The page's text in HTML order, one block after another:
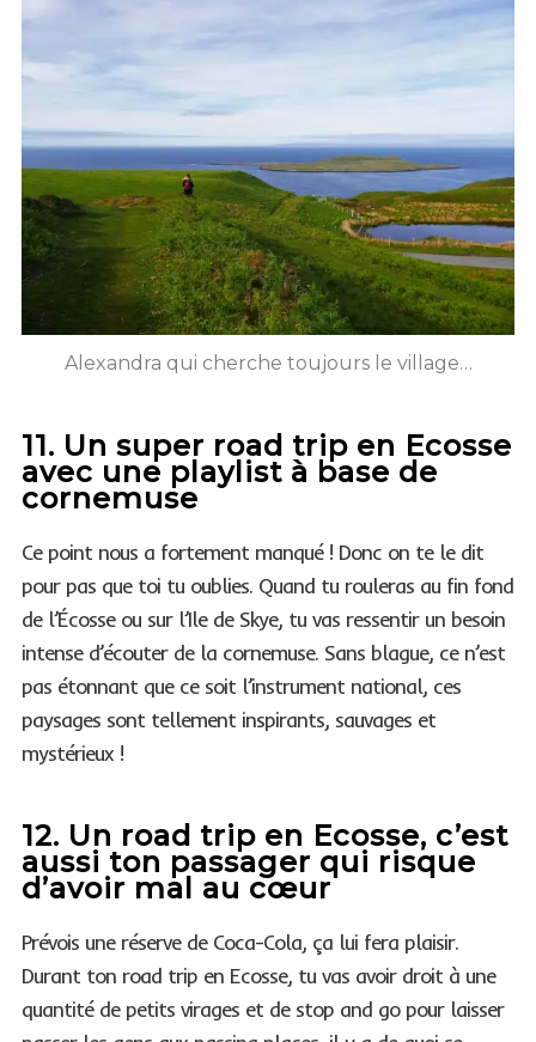
Alexandra qui cherche toujours le village…
11. Un super road trip en Ecosse
avec une playlist à base de
cornemuse
Ce point nous a fortement manqué ! Donc on te le dit
pour pas que toi tu oublies. Quand tu rouleras au fin fond
de l’Écosse ou sur l’Ile de Skye, tu vas ressentir un besoin
intense d’écouter de la cornemuse. Sans blague, ce n’est
pas étonnant que ce soit l’instrument national, ces
paysages sont tellement inspirants, sauvages et
mystérieux !
12. Un road trip en Ecosse, c’est
aussi ton passager qui risque
d’avoir mal au cœur
Prévois une réserve de Coca-Cola, ça lui fera plaisir.
Durant ton road trip en Ecosse, tu vas avoir droit à une
quantité de petits virages et de stop and go pour laisser